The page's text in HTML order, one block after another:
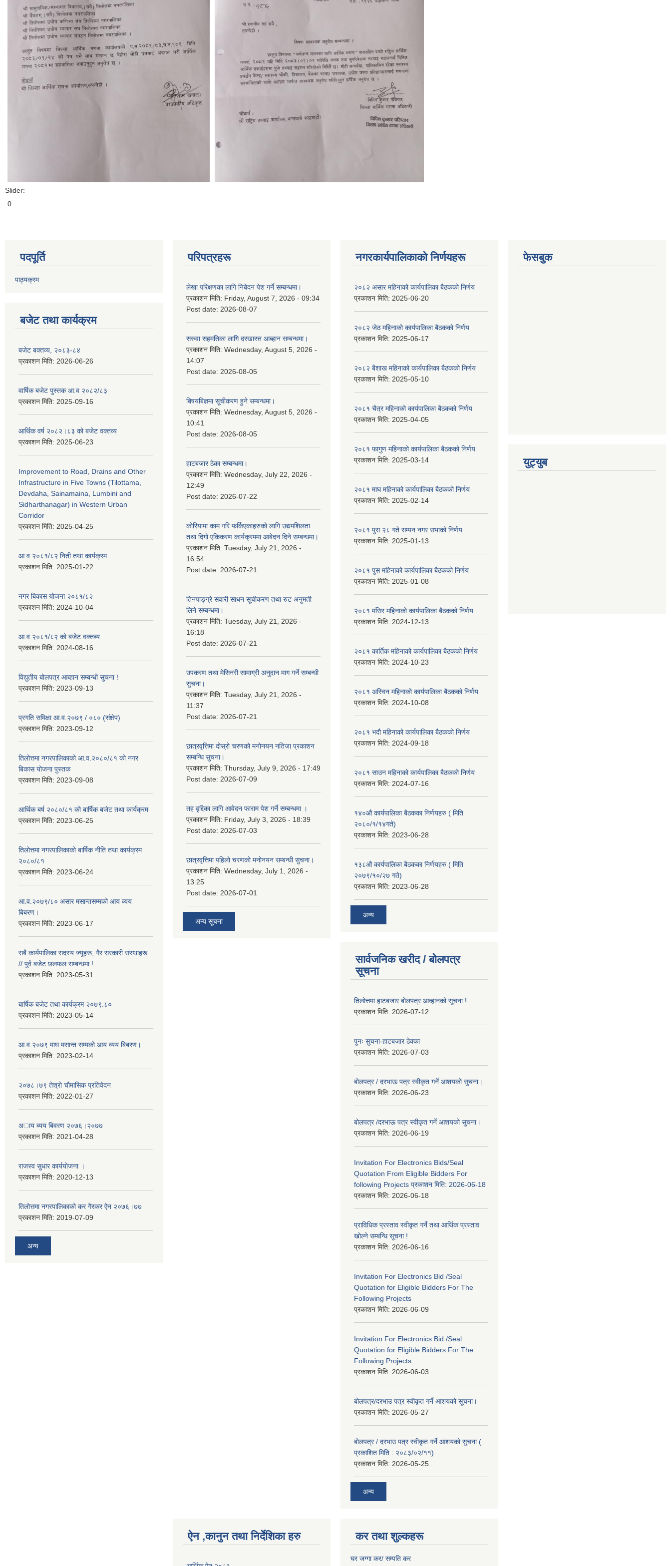
Slider:
0
पदपूर्ति
पाठ्यक्रम
बजेट तथा कार्यक्रम
बजेट बक्तव्य, २०८३-८४
प्रकाशन मिति: 2026-06-26
वार्षिक बजेट पुस्तक आ.व २०८२/८३
प्रकाशन मिति: 2025-09-16
आर्थिक वर्ष २०८२।८३ को बजेट वक्तव्य
प्रकाशन मिति: 2025-06-23
Improvement to Road, Drains and Other
Infrastructure in Five Towns (Tilottama,
Devdaha, Sainamaina, Lumbini and
Sidharthanagar) in Western Urban
Corridor
प्रकाशन मिति: 2025-04-25
आ.व २०८१/८२ निती तथा कार्यक्रम
प्रकाशन मिति: 2025-01-22
नगर बिकास योजना २०८१/८२
प्रकाशन मिति: 2024-10-04
आ.व २०८१/८२ को बजेट वक्तब्य
प्रकाशन मिति: 2024-08-16
विद्युतीय बोलपत्र आब्हान सम्बन्धी सुचना !
प्रकाशन मिति: 2023-09-13
प्रगति समिक्षा आ.व.२०७९ / ०८० (संक्षेप)
प्रकाशन मिति: 2023-09-12
तिलोत्तमा नगरपालिकाको आ.व.२०८०/८१ को नगर
बिकास योजना पुस्तक
प्रकाशन मिति: 2023-09-08
आर्थिक बर्ष २०८०/८१ को बार्षिक बजेट तथा कार्यक्रम
प्रकाशन मिति: 2023-06-25
तिलोत्तमा नगरपालिकाको बार्षिक नीति तथा कार्यक्रम
२०८०/८१
प्रकाशन मिति: 2023-06-24
आ.व.२०७९/८० असार मसान्तसम्मको आय व्यय
बिबरण।
प्रकाशन मिति: 2023-06-17
सबै कार्यपालिका सदस्य ज्यूहरू, गैर सरकारी संस्थाहरू
// पुर्व बजेट छलफल सम्बन्धमा !
प्रकाशन मिति: 2023-05-31
बार्षिक बजेट तथा कार्यक्रम २०७९.८०
प्रकाशन मिति: 2023-05-14
आ.व.२०७९ माघ मसान्त सम्मको आय व्यय बिबरण।
प्रकाशन मिति: 2023-02-14
२०७८।७९ तेश्राे चाैमासिक प्रतिवेदन
प्रकाशन मिति: 2022-01-27
अाय ब्यय बिवरण २०७६।२०७७
प्रकाशन मिति: 2021-04-28
राजस्व सुधार कार्ययाेजना ।
प्रकाशन मिति: 2020-12-13
तिलोत्तमा नगरपालिकाको कर गैरकर ऐन २०७६।७७
प्रकाशन मिति: 2019-07-09
अन्य
परिपत्रहरू
लेखा परिक्षणका लागि निबेदन पेश गर्ने सम्बन्धमा।
प्रकाशन मिति: Friday, August 7, 2026 - 09:34
Post date: 2026-08-07
सरुवा सहमतिका लागि दरखास्त आब्हान सम्बन्धमा।
प्रकाशन मिति: Wednesday, August 5, 2026 -
14:07
Post date: 2026-08-05
बिषयबिज्ञमा सूचीकरण हुने सम्बन्धमा।
प्रकाशन मिति: Wednesday, August 5, 2026 -
10:41
Post date: 2026-08-05
हाटबजार ठेका सम्बन्धमा।
प्रकाशन मिति: Wednesday, July 22, 2026 -
12:49
Post date: 2026-07-22
कोरियामा काम गरि फर्किएकाहरुको लागि उद्यमशिलता
तथा दिगो एकिकरण कार्यक्रममा आबेदन दिने सम्बन्धमा।
प्रकाशन मिति: Tuesday, July 21, 2026 -
16:54
Post date: 2026-07-21
तिनपाङ्ग्रे सवारी साधन सूचीकरण तथा रुट अनुमती
लिने सम्बन्धमा।
प्रकाशन मिति: Tuesday, July 21, 2026 -
16:18
Post date: 2026-07-21
उपकरण तथा मेसिनरी सामाग्री अनुदान माग गर्ने सम्बन्धी
सुचना।
प्रकाशन मिति: Tuesday, July 21, 2026 -
11:37
Post date: 2026-07-21
छात्रवृत्तिमा दोस्रो चरणको मनोनयन नतिजा प्रकाशन
सम्बन्धि सुचना।
प्रकाशन मिति: Thursday, July 9, 2026 - 17:49
Post date: 2026-07-09
तह वृद्दिका लागि आवेदन फाराम पेश गर्ने सम्बन्धमा ।
प्रकाशन मिति: Friday, July 3, 2026 - 18:39
Post date: 2026-07-03
छात्रवृत्तिमा पहिलो चरणको मनोनयन सम्बन्धी सुचना।
प्रकाशन मिति: Wednesday, July 1, 2026 -
13:25
Post date: 2026-07-01
अन्य सूचना
नगरकार्यपालिकाकाे निर्णयहरू
२०८२ असार महिनाको कार्यपालिका बैठकको निर्णय
प्रकाशन मिति: 2025-06-20
२०८२ जेठ महिनाको कार्यपालिका बैठकको निर्णय
प्रकाशन मिति: 2025-06-17
२०८२ बैशाख महिनाको कार्यपालिका बैठकको निर्णय
प्रकाशन मिति: 2025-05-10
२०८१ चैत्र महिनाको कार्यपालिका बैठकको निर्णय
प्रकाशन मिति: 2025-04-05
२०८१ फागुण महिनाको कार्यपालिका बैठकको निर्णय
प्रकाशन मिति: 2025-03-14
२०८१ माघ महिनाको कार्यपालिका बैठकको निर्णय
प्रकाशन मिति: 2025-02-14
२०८१ पुस २८ गते सम्प‍न नगर सभाको निर्णय
प्रकाशन मिति: 2025-01-13
२०८१ पुस महिनाको कार्यपालिका बैठकको निर्णय
प्रकाशन मिति: 2025-01-08
२०८१ मंसिर महिनाको कार्यपालिका बैठकको निर्णय
प्रकाशन मिति: 2024-12-13
२०८१ कार्तिक महिनाको कार्यपालिका बैठकको निर्णय
प्रकाशन मिति: 2024-10-23
२०८१ अस्विन महिनाको कार्यपालिका बैठकको निर्णय
प्रकाशन मिति: 2024-10-08
२०८१ भदौ महिनाको कार्यपालिका बैठकको निर्णय
प्रकाशन मिति: 2024-09-18
२०८१ साउन महिनाको कार्यपालिका बैठकको निर्णय
प्रकाशन मिति: 2024-07-16
१४०औ कार्यपालिका बैठकका निर्णयहरु ( मिति
२०८०/१/१४गते)
प्रकाशन मिति: 2023-06-28
१३८औ कार्यपालिका बैठकका निर्णयहरु ( मिति
२०७९/१०/२७ गते)
प्रकाशन मिति: 2023-06-28
अन्य
सार्वजनिक खरीद / बोलपत्र
सूचना
तिलोत्तमा हाटबजार बोलपत्र आव्हानको सूचना !
प्रकाशन मिति: 2026-07-12
पुनः सुचना-हाटबजार ठेक्का
प्रकाशन मिति: 2026-07-03
बोलपत्र / दरभाऊ पत्र स्वीकृत गर्ने आशयको सुचना।
प्रकाशन मिति: 2026-06-23
बोलपत्र /दरभाऊ पत्र स्वीकृत गर्ने आशयको सुचना।
प्रकाशन मिति: 2026-06-19
Invitation For Electronics Bids/Seal
Quotation From Eligible Bidders For
following Projects प्रकाशन मिति: 2026-06-18
प्रकाशन मिति: 2026-06-18
प्राविधिक प्रस्ताव स्वीकृत गर्ने तथा आर्थिक प्रस्ताव
खोल्ने सम्बन्धि सूचना !
प्रकाशन मिति: 2026-06-16
Invitation For Electronics Bid /Seal
Quotation for Eligible Bidders For The
Following Projects
प्रकाशन मिति: 2026-06-09
Invitation For Electronics Bid /Seal
Quotation for Eligible Bidders For The
Following Projects
प्रकाशन मिति: 2026-06-03
बोलपत्र/दरभाउ पत्र स्वीकृत गर्ने आशयको सूचना।
प्रकाशन मिति: 2026-05-27
बोलपत्र / दरभाउ पत्र स्वीकृत गर्ने आशयको सुचना (
प्रकाशित मिति : २०८३/०२/११)
प्रकाशन मिति: 2026-05-25
अन्य
फेसबुक
युट्युब
ऐन ,कानुन तथा निर्देशिका हरु कर तथा शुल्कहरू
घर जग्गा कर/ सम्पति कर